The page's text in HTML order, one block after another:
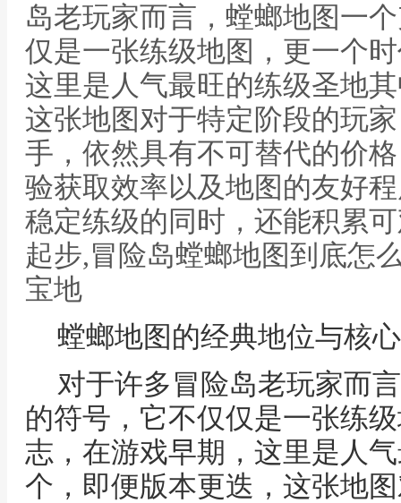
岛老玩家而言，螳螂地图一
仅是一张练级地图，更一个
这里是人气最旺的练级圣地
这张地图对于特定阶段的玩
手，依然具有不可替代的价
验获取效率以及地图的友好
稳定练级的同时，还能积累
起步,冒险岛螳螂地图到底怎
宝地
螳螂地图的经典地位与核
对于许多冒险岛老玩家而
的符号，它不仅仅是一张练
志，在游戏早期，这里是人
个，即便版本更迭，这张地